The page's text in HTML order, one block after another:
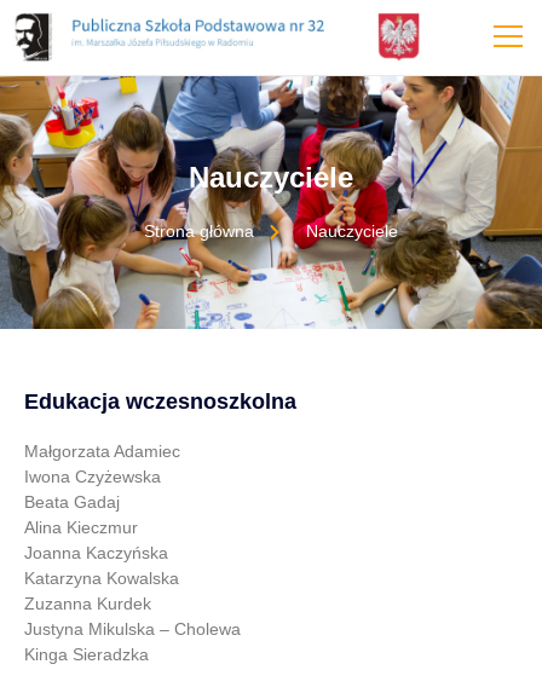
treści
Nauczyciele
Strona główna Nauczyciele
Edukacja wczesnoszkolna
Małgorzata Adamiec
Iwona Czyżewska
Beata Gadaj
Alina Kieczmur
Joanna Kaczyńska
Katarzyna Kowalska
Zuzanna Kurdek
Justyna Mikulska – Cholewa
Kinga Sieradzka